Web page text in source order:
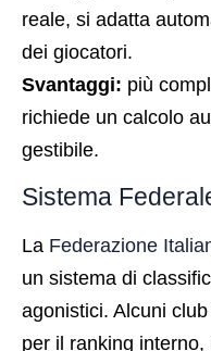
reale, si adatta
dei giocatori.
Svantaggi: più
richiede un calcolo
gestibile.
Sistema
La Federazione
un sistema di
agonistici. Alcuni
per il ranking